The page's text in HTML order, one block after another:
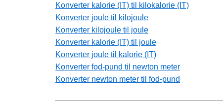
Konverter kalorie (IT) til kilokalorie (IT)
Konverter joule til kilojoule
Konverter kilojoule til joule
Konverter kalorie (IT) til joule
Konverter joule til kalorie (IT)
Konverter fod-pund til newton meter
Konverter newton meter til fod-pund